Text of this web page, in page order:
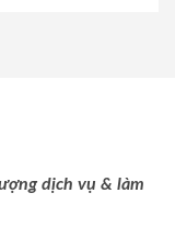
dịch vụ & làm